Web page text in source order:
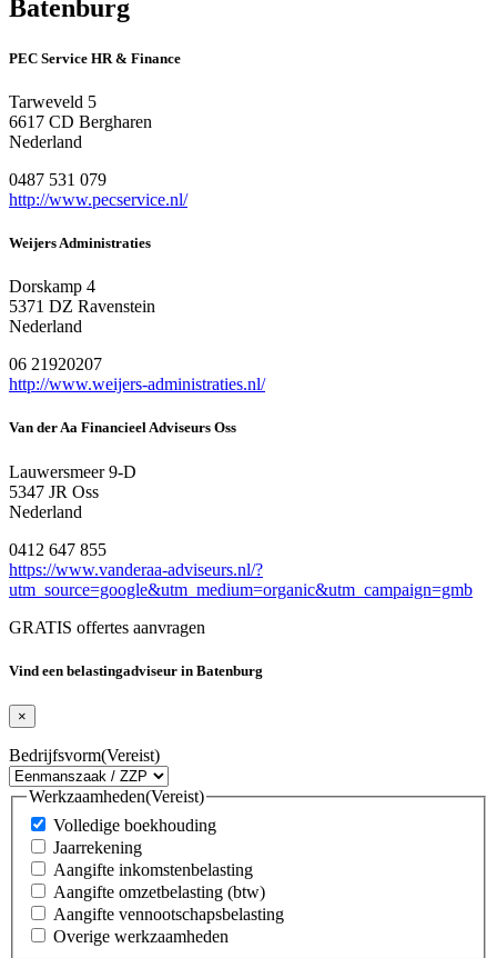
Batenburg
PEC Service HR & Finance
Tarweveld 5
6617 CD Bergharen
Nederland
0487 531 079
http://www.pecservice.nl/
Weijers Administraties
Dorskamp 4
5371 DZ Ravenstein
Nederland
06 21920207
http://www.weijers-administraties.nl/
Van der Aa Financieel Adviseurs Oss
Lauwersmeer 9-D
5347 JR Oss
Nederland
0412 647 855
https://www.vanderaa-adviseurs.nl/?
utm_source=google&utm_medium=organic&utm_campaign=gmb
GRATIS offertes aanvragen
Vind een belastingadviseur in Batenburg
×
Bedrijfsvorm(Vereist)
Werkzaamheden(Vereist)
Volledige boekhouding
Jaarrekening
Aangifte inkomstenbelasting
Aangifte omzetbelasting (btw)
Aangifte vennootschapsbelasting
Overige werkzaamheden